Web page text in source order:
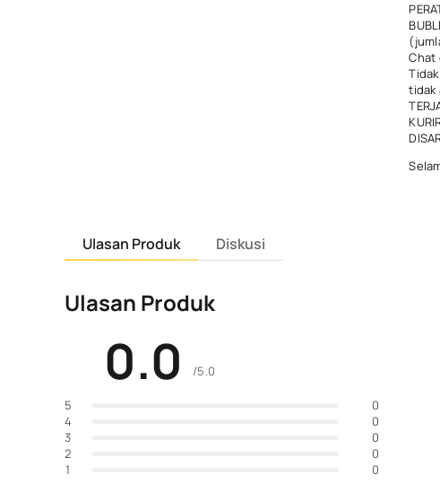
Chat
tidak
Ulasan Produk Diskusi
Ulasan Produk
0.0 /5.0
5
0
4
0
3
0
2
0
1
0